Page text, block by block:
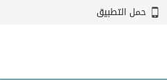
حمل التطبيق